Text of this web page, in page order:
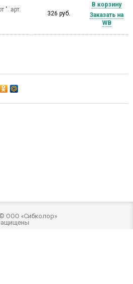
". арт.
326 руб.
В корзину
Заказать на
WB
ООО «Сибколор»